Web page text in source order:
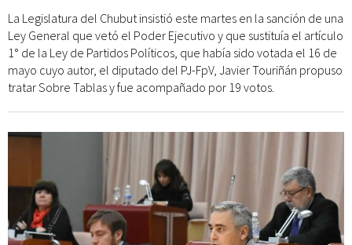
La Legislatura del Chubut insistió este martes en la sanción de una
Ley General que vetó el Poder Ejecutivo y que sustituía el artículo
1° de la Ley de Partidos Políticos, que había sido votada el 16 de
mayo cuyo autor, el diputado del PJ-FpV, Javier Touriñán propuso
tratar Sobre Tablas y fue acompañado por 19 votos.